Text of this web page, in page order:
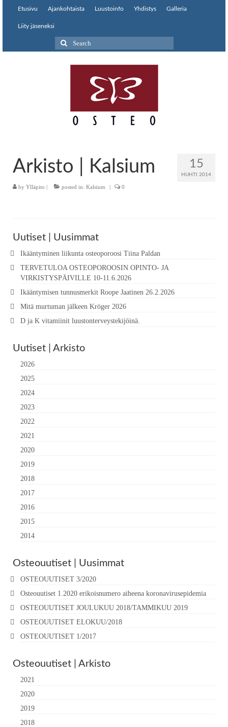
Etusivu Ajankohtaista Luustoinfo Yhdistys Galleria
Liity jäseneksi
Search
for:
15
HUHTI 2014
Arkisto | Kalsium
by Ylläpito | posted in: Kalsium | 0
Uutiset | Uusimmat
Ikääntyminen liikunta osteoporoosi Tiina Paldan
TERVETULOA OSTEOPOROOSIN OPINTO- JA
VIRKISTYSPÄIVILLE 10-11.6.2026
Ikääntymisen tunnusmerkit Roope Jaatinen 26.2.2026
Mitä murtuman jälkeen Kröger 2026
D ja K vitamiinit luustonterveystekijöinä.
Uutiset | Arkisto
2026
2025
2024
2023
2022
2021
2020
2019
2018
2017
2016
2015
2014
Osteouutiset | Uusimmat
OSTEOUUTISET 3/2020
Osteouutiset 1.2020 erikoisnumero aiheena koronavirusepidemia
OSTEOUUTISET JOULUKUU 2018/TAMMIKUU 2019
OSTEOUUTISET ELOKUU/2018
OSTEOUUTISET 1/2017
Osteouutiset | Arkisto
2021
2020
2019
2018